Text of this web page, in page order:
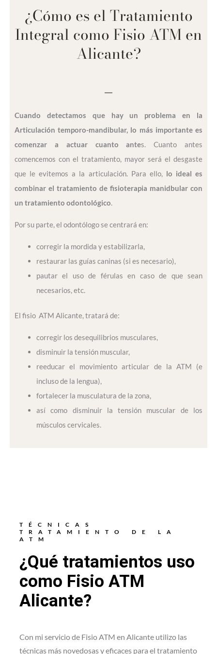
¿Cómo es el Tratamiento
Integral como Fisio ATM en
Alicante?
Cuando detectamos que hay un problema en la
Articulación temporo-mandibular, lo más importante es
comenzar a actuar cuanto antes. Cuanto antes
comencemos con el tratamiento, mayor será el desgaste
que le evitemos a la articulación. Para ello, lo ideal es
combinar el tratamiento de fisioterapia manidbular con
un tratamiento odontológico.
Por su parte, el odontólogo se centrará en:
corregir la mordida y estabilizarla,
restaurar las guías caninas (si es necesario),
pautar el uso de férulas en caso de que sean
necesarios, etc.
El fisio ATM Alicante, tratará de:
corregir los desequilibrios musculares,
disminuir la tensión muscular,
reeducar el movimiento articular de la ATM (e
incluso de la lengua),
fortalecer la musculatura de la zona,
así como disminuir la tensión muscular de los
músculos cervicales.
TÉCNICAS
TRATAMIENTO DE LA
ATM
¿Qué tratamientos uso
como Fisio ATM
Alicante?
Con mi servicio de Fisio ATM en Alicante utilizo las
técnicas más novedosas y eficaces para el tratamiento